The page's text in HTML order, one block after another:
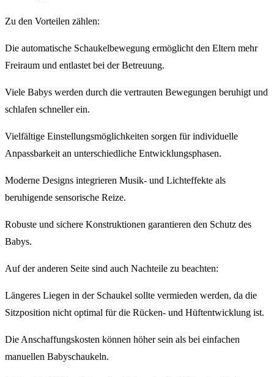
Zu den Vorteilen zählen:
Die automatische Schaukelbewegung ermöglicht den Eltern mehr
Freiraum und entlastet bei der Betreuung.
Viele Babys werden durch die vertrauten Bewegungen beruhigt und
schlafen schneller ein.
Vielfältige Einstellungsmöglichkeiten sorgen für individuelle
Anpassbarkeit an unterschiedliche Entwicklungsphasen.
Moderne Designs integrieren Musik- und Lichteffekte als
beruhigende sensorische Reize.
Robuste und sichere Konstruktionen garantieren den Schutz des
Babys.
Auf der anderen Seite sind auch Nachteile zu beachten:
Längeres Liegen in der Schaukel sollte vermieden werden, da die
Sitzposition nicht optimal für die Rücken- und Hüftentwicklung ist.
Die Anschaffungskosten können höher sein als bei einfachen
manuellen Babyschaukeln.